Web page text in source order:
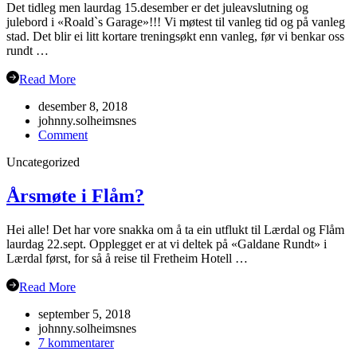
Det tidleg men laurdag 15.desember er det juleavslutning og
julebord i «Roald`s Garage»!!! Vi møtest til vanleg tid og på vanleg
stad. Det blir ei litt kortare treningsøkt enn vanleg, før vi benkar oss
rundt …
Read More
desember 8, 2018
johnny.solheimsnes
Commenton
Uncategorized
Årsmøte i Flåm?
Hei alle! Det har vore snakka om å ta ein utflukt til Lærdal og Flåm
laurdag 22.sept. Opplegget er at vi deltek på «Galdane Rundt» i
Lærdal først, for så å reise til Fretheim Hotell …
Read More
september 5, 2018
johnny.solheimsnes
7 kommentarertil